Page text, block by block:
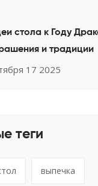
стола к Году
и традиции
17 2025
теги
выпечка